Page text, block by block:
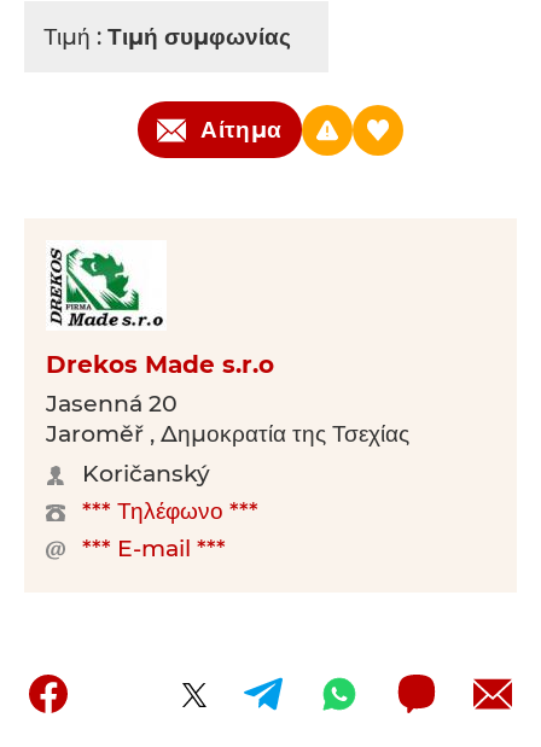
Τιμή : Τιμή συμφωνίας
Αίτημα
Drekos Made s.r.o
Jasenná 20
Jaroměř , Δημοκρατία της Τσεχίας
Koričanský
*** Τηλέφωνο ***
*** E-mail ***